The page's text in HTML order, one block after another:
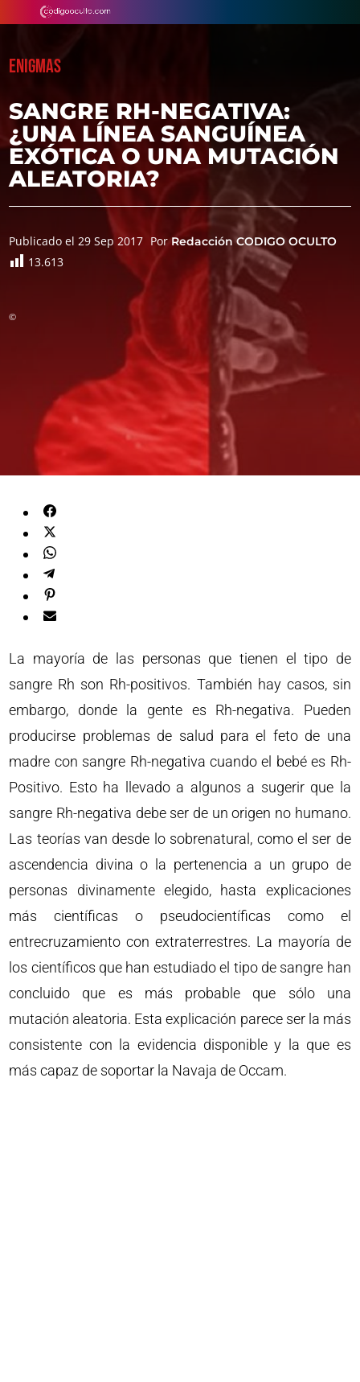
ENIGMAS
SANGRE RH-NEGATIVA:
¿UNA LÍNEA SANGUÍNEA
EXÓTICA O UNA MUTACIÓN
ALEATORIA?
Publicado el 29 Sep 2017 PorRedacción CODIGO OCULTO
13.613
©
La mayoría de las personas que tienen el tipo de
sangre Rh son Rh-positivos. También hay casos, sin
embargo, donde la gente es Rh-negativa. Pueden
producirse problemas de salud para el feto de una
madre con sangre Rh-negativa cuando el bebé es Rh-
Positivo. Esto ha llevado a algunos a sugerir que la
sangre Rh-negativa debe ser de un origen no humano.
Las teorías van desde lo sobrenatural, como el ser de
ascendencia divina o la pertenencia a un grupo de
personas divinamente elegido, hasta explicaciones
más científicas o pseudocientíficas como el
entrecruzamiento con extraterrestres. La mayoría de
los científicos que han estudiado el tipo de sangre han
concluido que es más probable que sólo una
mutación aleatoria. Esta explicación parece ser la más
consistente con la evidencia disponible y la que es
más capaz de soportar la Navaja de Occam.